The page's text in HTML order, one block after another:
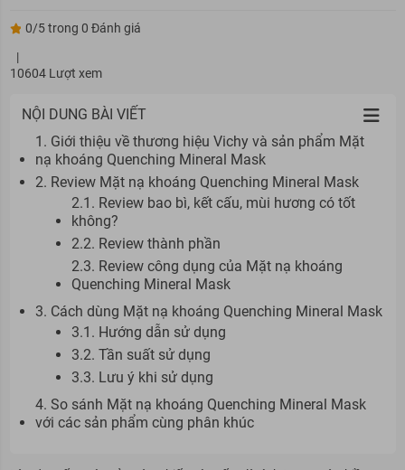
0/5 trong 0 Đánh giá
|
10604 Lượt xem
NỘI DUNG BÀI VIẾT
1. Giới thiệu về thương hiệu Vichy và sản phẩm Mặt
nạ khoáng Quenching Mineral Mask
2. Review Mặt nạ khoáng Quenching Mineral Mask
2.1. Review bao bì, kết cấu, mùi hương có tốt
không?
2.2. Review thành phần
2.3. Review công dụng của Mặt nạ khoáng
Quenching Mineral Mask
3. Cách dùng Mặt nạ khoáng Quenching Mineral Mask
3.1. Hướng dẫn sử dụng
3.2. Tần suất sử dụng
3.3. Lưu ý khi sử dụng
4. So sánh Mặt nạ khoáng Quenching Mineral Mask
với các sản phẩm cùng phân khúc